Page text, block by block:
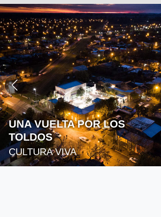
ESCENAS DE SEMANA
SANTA
¡LA FE DE LOS PUEBLOS!